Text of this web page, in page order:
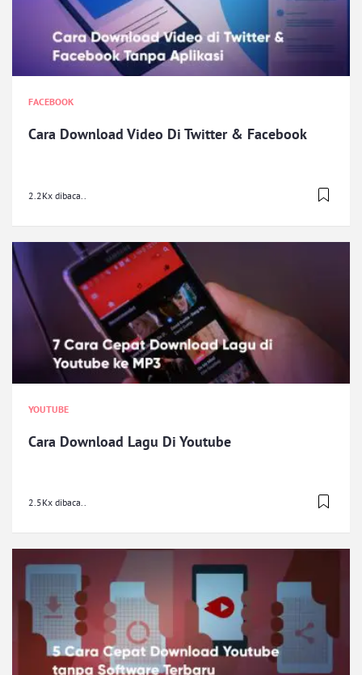
FACEBOOK
Cara Download Video Di Twitter & Facebook
2.2Kx dibaca..
YOUTUBE
Cara Download Lagu Di Youtube
2.5Kx dibaca..